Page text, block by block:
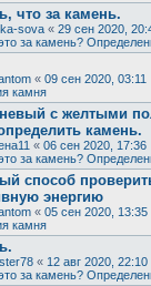
что за камень.
sova « 29 сен 2020,
за камень?
« 09 сен 2020, 03:11
камня
с желтыми
камень.
« 06 сен 2020, 17:36
за камень?
способ
энергию
« 05 сен 2020, 13:35
камня
« 12 авг 2020, 22:10
за камень?